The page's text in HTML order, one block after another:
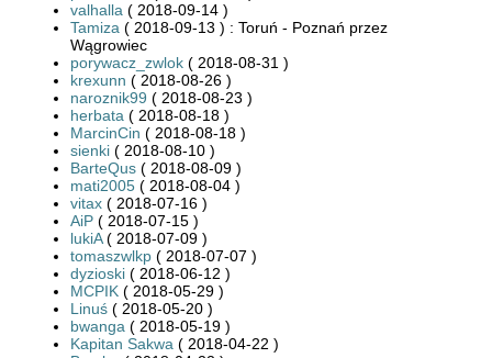
valhalla ( 2018-09-14 )
Tamiza ( 2018-09-13 ) : Toruń - Poznań przez
Wągrowiec
porywacz_zwlok ( 2018-08-31 )
krexunn ( 2018-08-26 )
naroznik99 ( 2018-08-23 )
herbata ( 2018-08-18 )
MarcinCin ( 2018-08-18 )
sienki ( 2018-08-10 )
BarteQus ( 2018-08-09 )
mati2005 ( 2018-08-04 )
vitax ( 2018-07-16 )
AiP ( 2018-07-15 )
lukiA( 2018-07-09 )
tomaszwlkp ( 2018-07-07 )
dyzioski ( 2018-06-12 )
MCPIK ( 2018-05-29 )
Linuś ( 2018-05-20 )
bwanga ( 2018-05-19 )
Kapitan Sakwa ( 2018-04-22 )